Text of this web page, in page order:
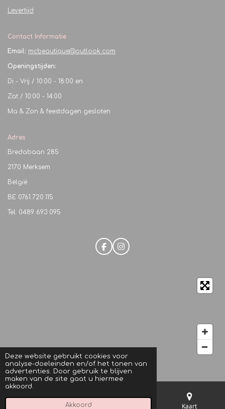
Deze website gebruikt cookies voor
analyse-doeleinden en/of het tonen van
advertenties. Door gebruik te blijven
maken van de site gaat u hiermee
akkoord.
Akkoord
Levertijd
Contact Informatie
Email: mcbeautique@outlook.com
Openingstijden:
Di - Vrij / 10:00 - 18:00 en
Zat / 10:00 - 14:00
Ma & Zon & feestdagen gesloten
Adres
Bredabaan 285
2170 Merksem
België
BE 0761.720.115
Tel: 0489 693 095
F
a
I
n
© 2021 M.C. Beautique
Kaart